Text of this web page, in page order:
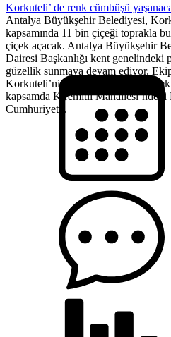
Korkuteli’ de renk cümbüşü
Antalya Büyükşehir Belediyesi,
kapsamında 11 bin çiçeği toprakla
çiçek açacak. Antalya Büyükşehir
Dairesi Başkanlığı kent genelindeki
güzellik sunmaya devam ediyor.
Korkuteli’ni süsleyecek çiçeklerin
kapsamda Kiremitli
Cumhuriyet...